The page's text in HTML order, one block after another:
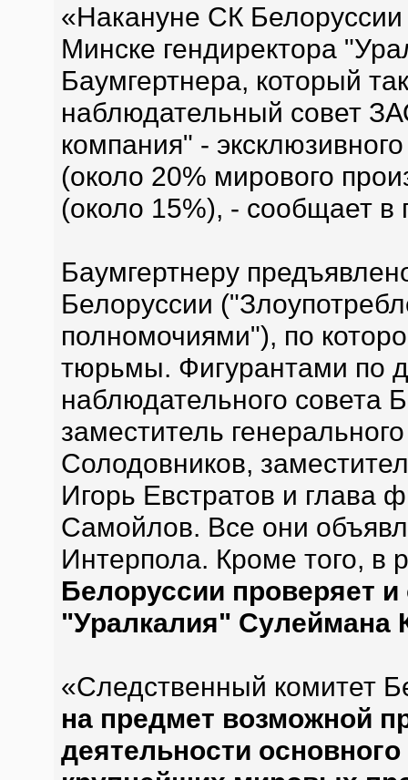
«Накануне СК
Минске гендиректора
Баумгертнера, который
наблюдательный совет
компания" -
(около 20% мирового
(около 15%), - сообщает в
Баумгертнеру
Белоруссии
полномочиями"), по
тюрьмы. Фигурантами по
наблюдательного совета
заместитель
Солодовников,
Игорь Евстратов и глава
Самойлов. Все они
Интерпола. Кроме того, в
Белоруссии проверяет
"Уралкалия" Сулеймана
«Следственный комитет
на предмет возможной
деятельности